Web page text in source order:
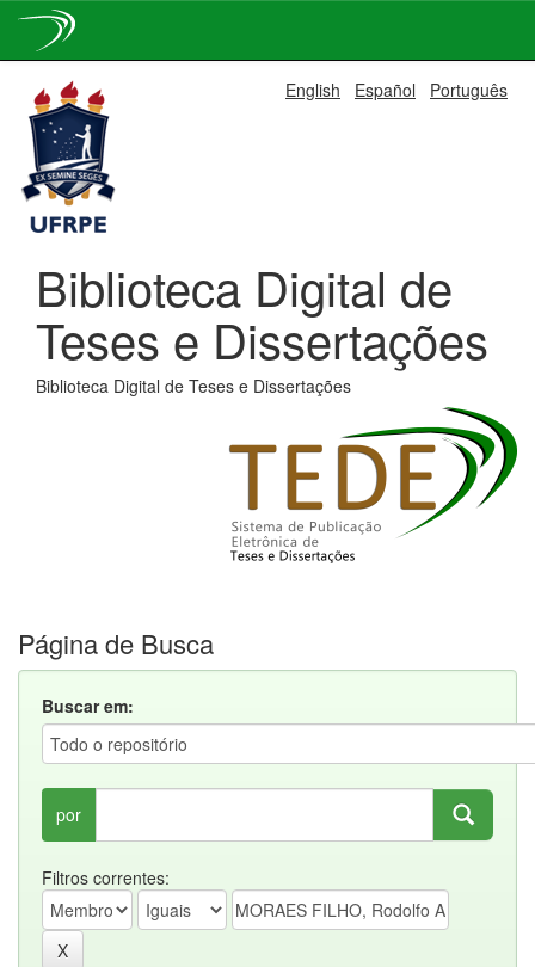
navigation
English Español Português
Biblioteca Digital de
Teses e Dissertações
Biblioteca Digital de Teses e Dissertações
Página de Busca
Buscar em:
por
Filtros correntes: